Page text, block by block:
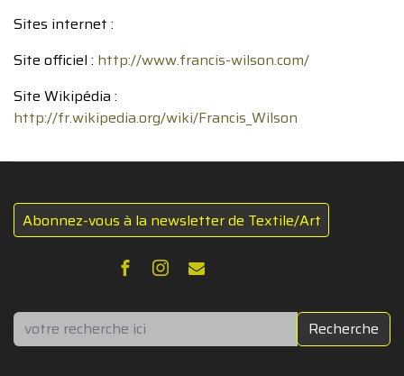
Sites internet :
Site officiel : http://www.francis-wilson.com/
Site Wikipédia :
http://fr.wikipedia.org/wiki/Francis_Wilson
Abonnez-vous à la newsletter de Textile/Art
Rechercher Recherche